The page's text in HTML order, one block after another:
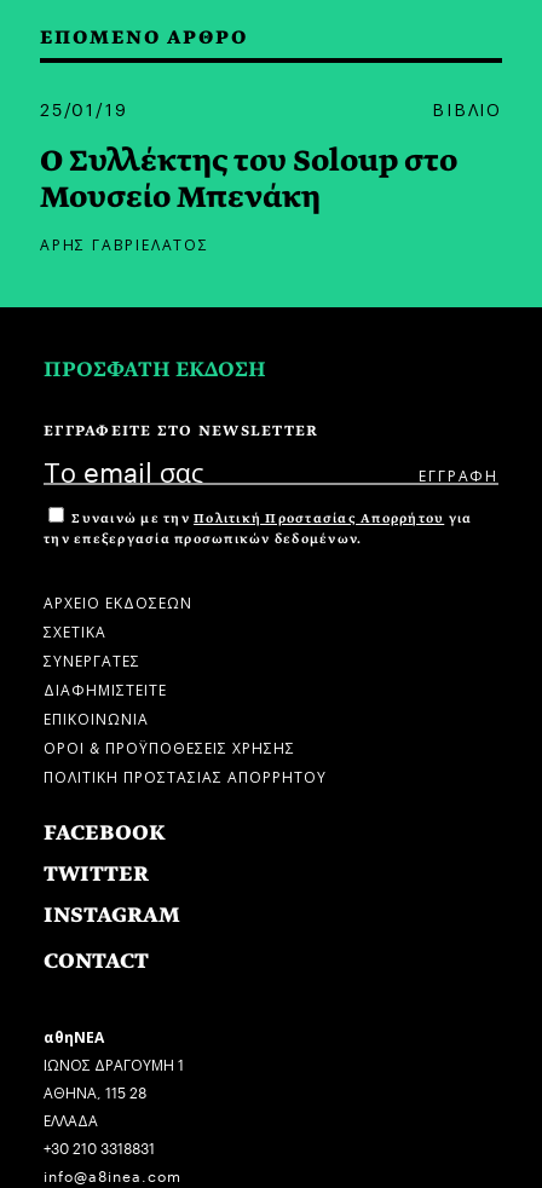
ΕΠΟΜΕΝΟ ΑΡΘΡΟ
25/01/19 ΒΙΒΛΙΟ
Ο Συλλέκτης του Soloup στο
Μουσείο Μπενάκη
ΑΡΗΣ ΓΑΒΡΙΕΛΑΤΟΣ
ΠΡΟΣΦΑΤΗ ΕΚΔΟΣΗ
ΕΓΓΡΑΦΕΙΤΕ ΣΤΟ NEWSLETTER
Συναινώ με την Πολιτική Προστασίας Απορρήτου για
την επεξεργασία προσωπικών δεδομένων.
ΑΡΧΕΙΟ ΕΚΔΟΣΕΩΝ
ΣΧΕΤΙΚΑ
ΣΥΝΕΡΓΑΤΕΣ
ΔΙΑΦΗΜΙΣΤΕΙΤΕ
ΕΠΙΚΟΙΝΩΝΙΑ
ΟΡΟΙ & ΠΡΟΫΠΟΘΕΣΕΙΣ ΧΡΗΣΗΣ
ΠΟΛΙΤΙΚΗ ΠΡΟΣΤΑΣΙΑΣ ΑΠΟΡΡΗΤΟΥ
FACEBOOK
TWITTER
INSTAGRAM
CONTACT
αθηΝΕΑ
ΙΩΝΟΣ ΔΡΑΓΟΥΜΗ 1
ΑΘΗΝΑ, 115 28
ΕΛΛΑΔΑ
+30 210 3318831
info@a8inea.com